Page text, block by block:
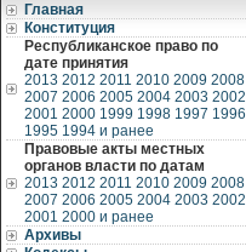
Главная
Конституция
Республиканское право по
дате принятия
2013 2012 2011 2010 2009 2008
2007 2006 2005 2004 2003 2002
2001 2000 1999 1998 1997 1996
1995 1994 и ранее
Правовые акты местных
органов власти по датам
2013 2012 2011 2010 2009 2008
2007 2006 2005 2004 2003 2002
2001 2000 и ранее
Архивы